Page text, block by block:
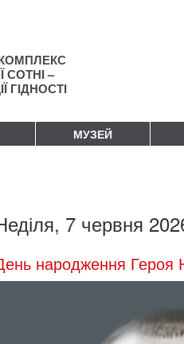
СОТНІ –
ГІДНОСТІ
МУЗЕЙ
7 червня
народження Героя